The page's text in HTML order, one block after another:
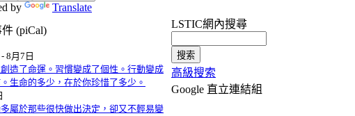
by
Translate
(piCal)
8月7日
造了命運。習慣變成了個性。行動變成
生命的多少，在於你珍惜了多少。
屬於那些很快做出決定，卻又不輕易變
LSTIC網內搜尋
高級搜索
Google 直立連結組